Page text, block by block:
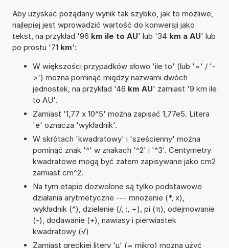
Aby uzyskać pożądany wynik tak szybko, jak to możliwe,
najlepiej jest wprowadzić wartość do konwersji jako
tekst, na przykład '96 km ile to AU' lub '34 km a AU' lub
po prostu '71 km':
W większości przypadków słowo 'ile to' (lub '=' / '-
>') można pominąć między nazwami dwóch
jednostek, na przykład '46 km AU' zamiast '9 km ile
to AU'.
Zamiast '1,77 x 10^5' można zapisać 1,77e5. Litera
'e' oznacza 'wykładnik'.
W skrótach 'kwadratowy' i 'sześcienny' można
pominąć znak '^' w znakach '^2' i '^3'. Centymetry
kwadratowe mogą być zatem zapisywane jako cm2
zamiast cm^2.
Na tym etapie dozwolone są tylko podstawowe
działania arytmetyczne --- mnożenie (*, x),
wykładnik (^), dzielenie (/, :, ÷), pi (π), odejmowanie
(-), dodawanie (+), nawiasy i pierwiastek
kwadratowy (√)
Zamiast greckiej litery 'µ' (= mikro) można użyć